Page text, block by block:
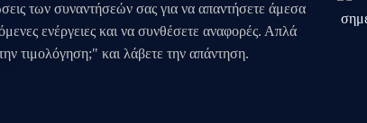
των συναντήσεών σας για να απαντήσετε άμεσα
ενέργειες και να συνθέσετε αναφορές. Απλά
τιμολόγηση;" και λάβετε την απάντηση.